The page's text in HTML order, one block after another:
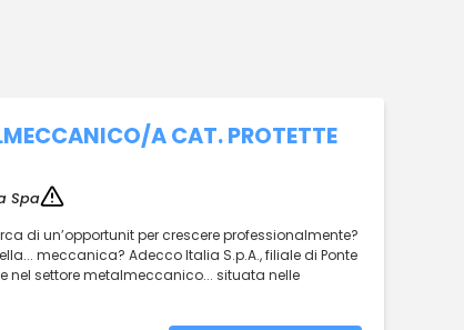
A CAT. PROTETTE
Spa
di un’opportunit per crescere professionalmente?
meccanica? Adecco Italia S.p.A., filiale di Ponte
nel settore metalmeccanico... situata nelle